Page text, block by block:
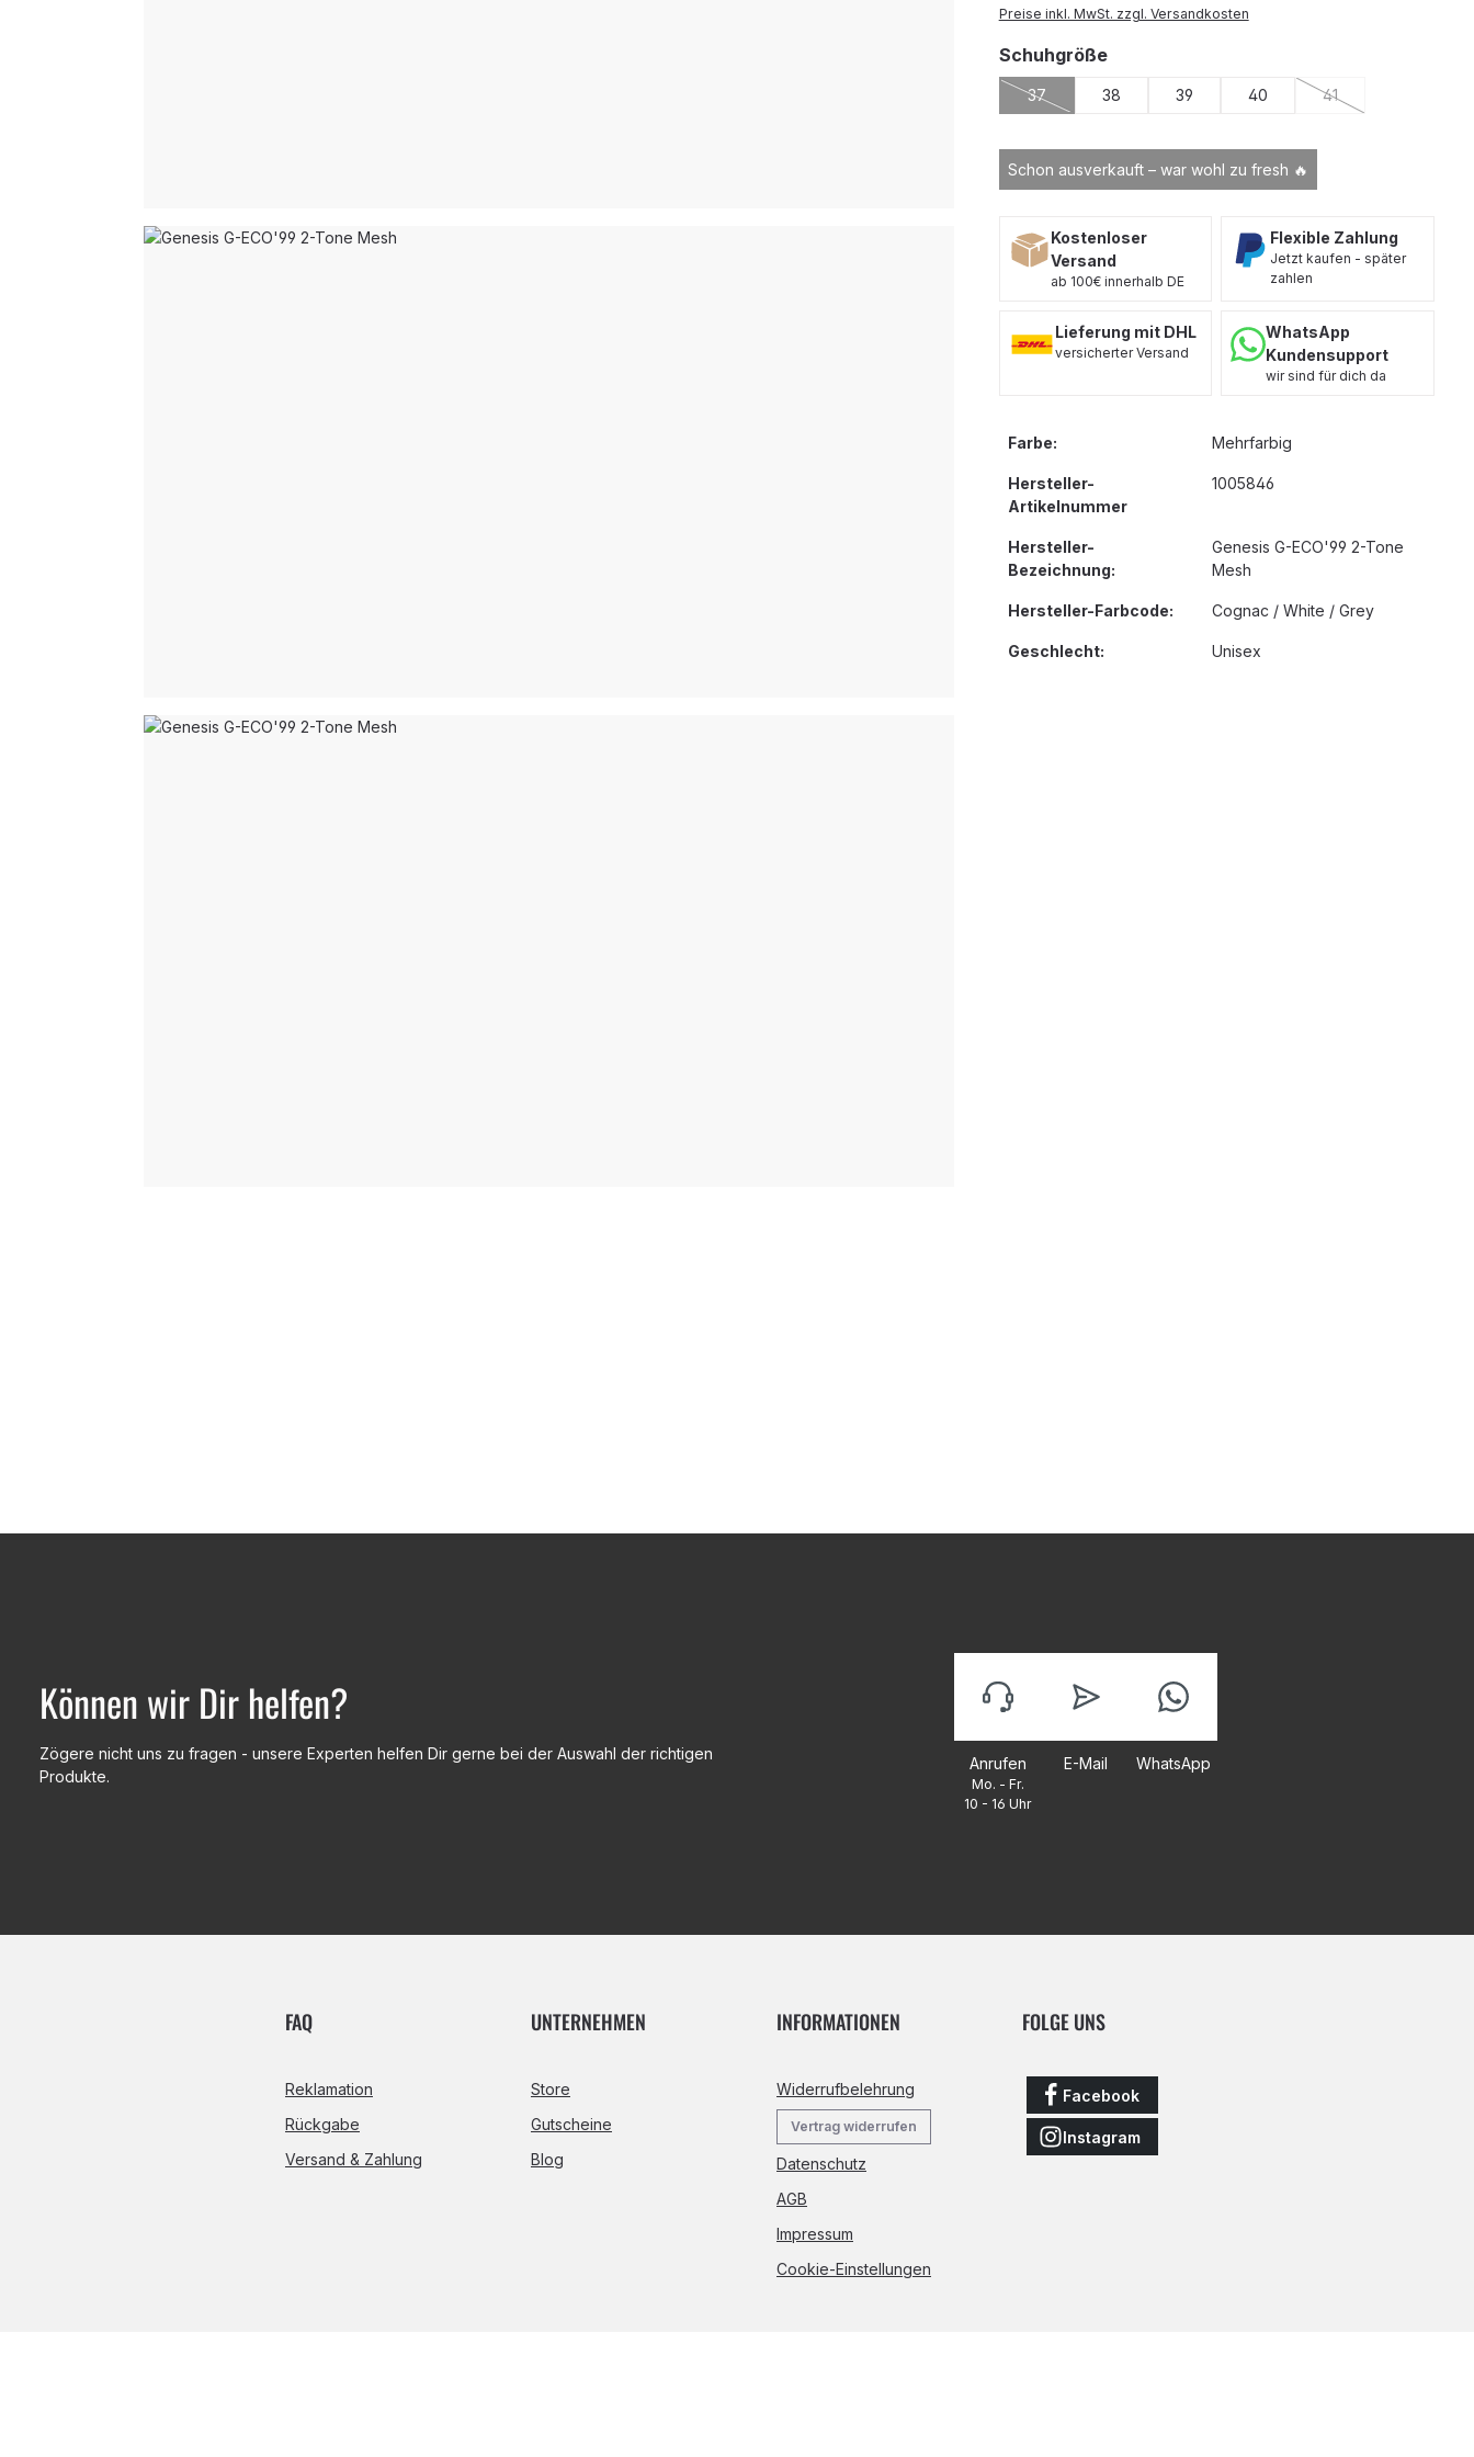
Preise inkl. MwSt. zzgl. Versandkosten
Schon ausverkauft – war wohl zu fresh 🔥
Schuhgrößeauswählen
37
(Diese Option ist zurzeit nicht verfügbar.)
38 39 40 41
(Diese Option ist
Kostenloser
Versand
ab 100€ innerhalb DE
Flexible Zahlung
Jetzt kaufen - später
zahlen
Lieferung mit DHL
versicherter Versand
WhatsApp
Kundensupport
wir sind für dich da
Farbe: Mehrfarbig
Hersteller-
Artikelnummer
1005846
Hersteller-
Bezeichnung:
Genesis G-ECO'99 2-Tone
Mesh
Hersteller-Farbcode: Cognac / White / Grey
Geschlecht: Unisex
Können wir Dir helfen?
Zögere nicht uns zu fragen - unsere Experten helfen Dir gerne bei der Auswahl der richtigen
Produkte.
Anrufen
Mo. - Fr.
10 - 16 Uhr
E-Mail WhatsApp
FAQ
Reklamation
Rückgabe
Versand & Zahlung
UNTERNEHMEN
Store
Gutscheine
Blog
INFORMATIONEN
Widerrufbelehrung
Vertrag widerrufen
Datenschutz
AGB
Impressum
Cookie-Einstellungen
FOLGE UNS
Facebook
Instagram